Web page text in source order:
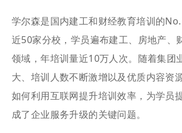
学尔森是国内建工和财经教育培训的
近50家分校，学员遍布建工、房地产、
领域，年培训量近10万人次。随着集团
大、培训人数不断激增以及优质内容资
如何利用互联网提升培训效率，为学员
成了企业服务升级的关键问题。